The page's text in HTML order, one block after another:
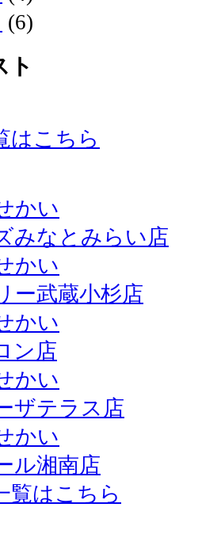
(6)
ト
はこちら
かい
みなとみらい店
かい
ー武蔵小杉店
かい
ン店
かい
ザテラス店
かい
ル湘南店
覧はこちら